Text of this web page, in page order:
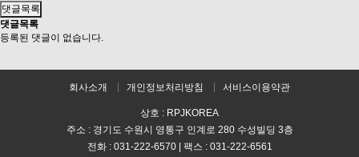
댓글목록
댓글목록
등록된 댓글이 없습니다.
회사소개 개인정보처리방침 서비스이용약관
상호 : RPJKOREA
주소 : 경기도 수원시 영통구 인계로 280 수성빌딩 3층
전화 : 031-222-6570 | 팩스 : 031-222-6561